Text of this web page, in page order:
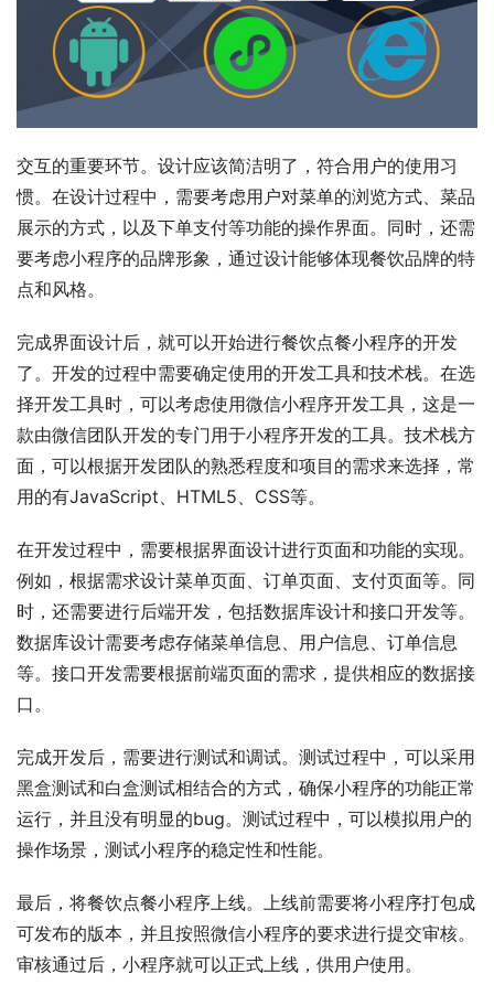
交互的重要环节。设计应该简洁明了，符合用户的使用习
惯。在设计过程中，需要考虑用户对菜单的浏览方式、菜品
展示的方式，以及下单支付等功能的操作界面。同时，还需
要考虑小程序的品牌形象，通过设计能够体现餐饮品牌的特
点和风格。
完成界面设计后，就可以开始进行餐饮点餐小程序的开发
了。开发的过程中需要确定使用的开发工具和技术栈。在选
择开发工具时，可以考虑使用微信小程序开发工具，这是一
款由微信团队开发的专门用于小程序开发的工具。技术栈方
面，可以根据开发团队的熟悉程度和项目的需求来选择，常
用的有JavaScript、HTML5、CSS等。
在开发过程中，需要根据界面设计进行页面和功能的实现。
例如，根据需求设计菜单页面、订单页面、支付页面等。同
时，还需要进行后端开发，包括数据库设计和接口开发等。
数据库设计需要考虑存储菜单信息、用户信息、订单信息
等。接口开发需要根据前端页面的需求，提供相应的数据接
口。
完成开发后，需要进行测试和调试。测试过程中，可以采用
黑盒测试和白盒测试相结合的方式，确保小程序的功能正常
运行，并且没有明显的bug。测试过程中，可以模拟用户的
操作场景，测试小程序的稳定性和性能。
最后，将餐饮点餐小程序上线。上线前需要将小程序打包成
可发布的版本，并且按照微信小程序的要求进行提交审核。
审核通过后，小程序就可以正式上线，供用户使用。